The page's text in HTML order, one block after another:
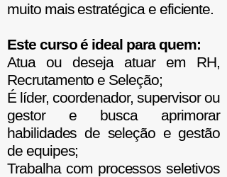
muito mais estratégica e eficiente.
Este curso é ideal para quem:
Atua ou deseja atuar em RH,
Recrutamento e Seleção;
É líder, coordenador, supervisor ou
gestor e busca aprimorar
habilidades de seleção e gestão
de equipes;
Trabalha com processos seletivos